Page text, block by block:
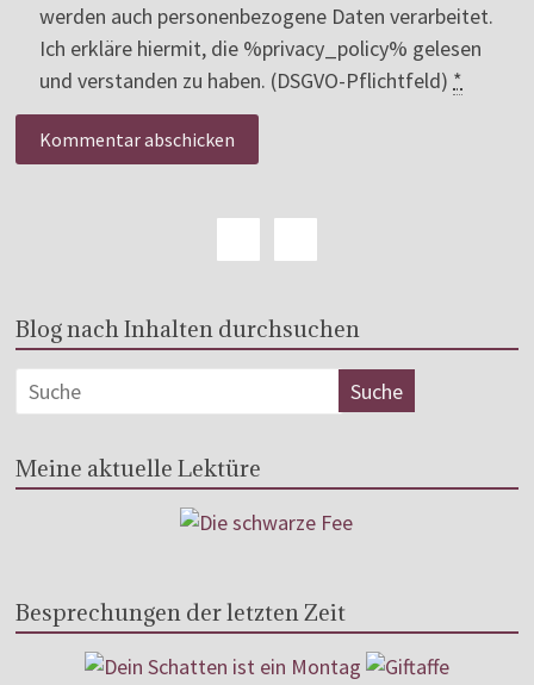
werden auch personenbezogene Daten verarbeitet.
Ich erkläre hiermit, die %privacy_policy% gelesen
und verstanden zu haben. (DSGVO-Pflichtfeld) *
Blog nach Inhalten durchsuchen
Meine aktuelle Lektüre
Besprechungen der letzten Zeit